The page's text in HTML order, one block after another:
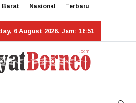
Barat Nasional Terbaru
6 August 2026. Jam: 16:51